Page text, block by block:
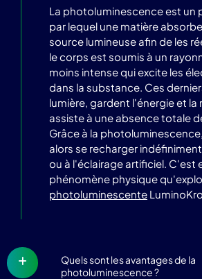
La photoluminescence est un
par lequel une matière
source lumineuse afin de les
le corps est soumis à un
moins intense qui excite les
dans la substance. Ces
lumière, gardent l'énergie et
assiste à une absence totale
Grâce à la
alors se recharger
ou à l'éclairage artificiel. C'est
phénomène physique
photoluminescente
Quels sont les avantages de la
photoluminescence ?